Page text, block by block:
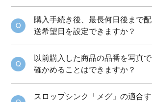
購入手続き後、最長何日後まで配
送希望日を設定できますか？
以前購入した商品の品番を写真で
確かめることはできますか？
スロップシンク「メグ」の適合す